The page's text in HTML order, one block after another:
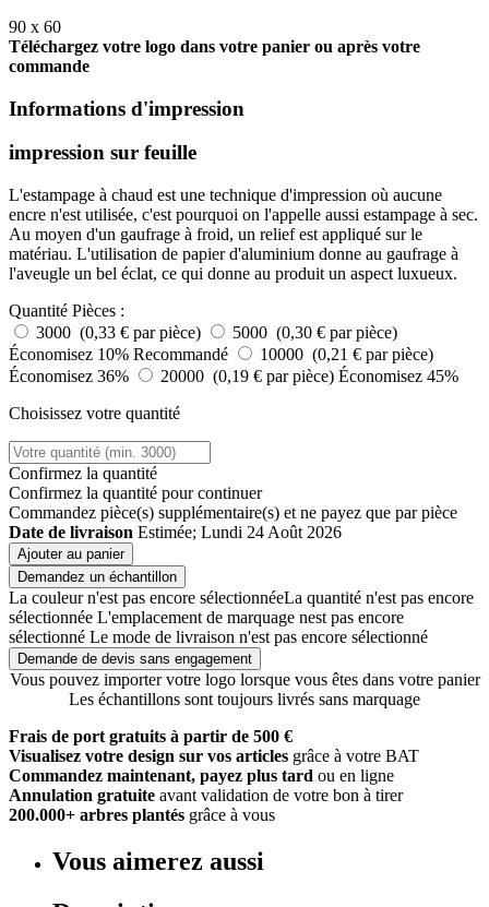
90 x 60
Téléchargez votre logo dans votre panier ou après votre
commande
Informations d'impression
impression sur feuille
L'estampage à chaud est une technique d'impression où aucune
encre n'est utilisée, c'est pourquoi on l'appelle aussi estampage à sec.
Au moyen d'un gaufrage à froid, un relief est appliqué sur le
matériau. L'utilisation de papier d'aluminium donne au gaufrage à
l'aveugle un bel éclat, ce qui donne au produit un aspect luxueux.
Quantité Pièces :
3000 (0,33 € par pièce)
5000 (0,30 € par pièce)
Économisez 10% Recommandé
10000 (0,21 € par pièce)
Économisez 36%
20000 (0,19 € par pièce) Économisez 45%
Choisissez votre quantité
Confirmez la quantité
Confirmez la quantité pour continuer
Commandez pièce(s) supplémentaire(s) et ne payez que par pièce
Date de livraison Estimée; Lundi 24 Août 2026
Ajouter au panier
Demandez un échantillon
La couleur n'est pas encore sélectionnéeLa quantité n'est pas encore
sélectionnée L'emplacement de marquage nest pas encore
sélectionné Le mode de livraison n'est pas encore sélectionné
Demande de devis sans engagement
Vous pouvez importer votre logo lorsque vous êtes dans votre panier
Les échantillons sont toujours livrés sans marquage
Frais de port gratuits à partir de 500 €
Visualisez votre design sur vos articles grâce à votre BAT
Commandez maintenant, payez plus tard ou en ligne
Annulation gratuite avant validation de votre bon à tirer
200.000+ arbres plantés grâce à vous
Vous aimerez aussi